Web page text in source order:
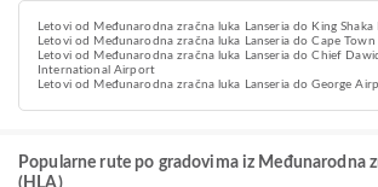
Letovi od Međunarodna zračna luka Lanseria do King
Letovi od Međunarodna zračna luka Lanseria do Cape
Letovi od Međunarodna zračna luka Lanseria do Chief
International Airport
Letovi od Međunarodna zračna luka Lanseria do George
Popularne rute po gradovima iz Međunarodna
(HLA)